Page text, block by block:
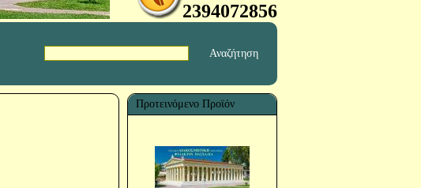
2394072856
Αναζήτηση
Προτεινόμενο Προϊόν